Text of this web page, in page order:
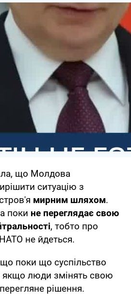
що Молдова
ситуацію з
мирним шляхом.
поки не переглядає свою
, тобто про
не йдеться.
поки що суспільство
якщо люди змінять свою
рішення.